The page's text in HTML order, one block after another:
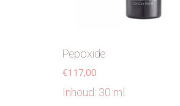
Pepoxide
€117,00
Inhoud: 30 ml